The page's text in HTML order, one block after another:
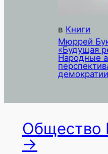
в Книги
Мюррей
«Будущая
Народные
Общество
→